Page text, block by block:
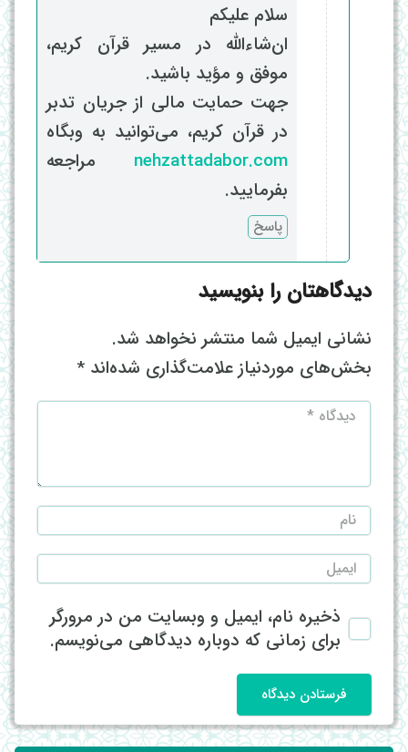
سلام علیکم
ان‌شاءالله در مسیر قرآن کریم،
موفق و مؤید باشید.
جهت حمایت مالی از جریان تدبر
در قرآن کریم، می‌توانید به وبگاه
nehzattadabor.com مراجعه
بفرمایید.
پاسخ
دیدگاهتان را بنویسید
نشانی ایمیل شما منتشر نخواهد شد.
بخش‌های موردنیاز علامت‌گذاری شده‌اند *
ذخیره نام، ایمیل و وبسایت من در مرورگر
برای زمانی که دوباره دیدگاهی می‌نویسم.
فرستادن دیدگاه